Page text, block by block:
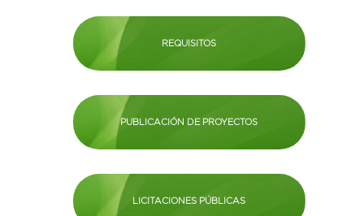
REQUISITOS
PUBLICACIÓN DE PROYECTOS
LICITACIONES PÚBLICAS